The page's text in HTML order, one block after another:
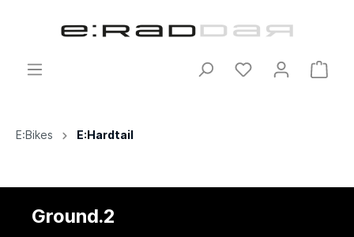
E:Bikes E:Hardtail
Ground.2